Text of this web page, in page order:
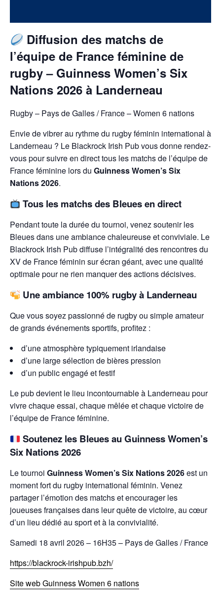
Diffusion des matchs de
l’équipe de France féminine de
rugby – Guinness Women’s Six
Nations 2026 à Landerneau
Rugby – Pays de Galles / France – Women 6 nations
Envie de vibrer au rythme du rugby féminin international à
Landerneau ? Le Blackrock Irish Pub vous donne rendez-
vous pour suivre en direct tous les matchs de l’équipe de
France féminine lors du Guinness Women’s Six
Nations 2026.
Tous les matchs des Bleues en direct
Pendant toute la durée du tournoi, venez soutenir les
Bleues dans une ambiance chaleureuse et conviviale. Le
Blackrock Irish Pub diffuse l’intégralité des rencontres du
XV de France féminin sur écran géant, avec une qualité
optimale pour ne rien manquer des actions décisives.
Une ambiance 100% rugby à Landerneau
Que vous soyez passionné de rugby ou simple amateur
de grands événements sportifs, profitez :
d’une atmosphère typiquement irlandaise
d’une large sélection de bières pression
d’un public engagé et festif
Le pub devient le lieu incontournable à Landerneau pour
vivre chaque essai, chaque mêlée et chaque victoire de
l’équipe de France féminine.
Soutenez les Bleues au Guinness Women’s
Six Nations 2026
Le tournoi Guinness Women’s Six Nations 2026est un
moment fort du rugby international féminin. Venez
partager l’émotion des matchs et encourager les
joueuses françaises dans leur quête de victoire, au cœur
d’un lieu dédié au sport et à la convivialité.
Samedi 18 avril 2026 – 16H35 – Pays de Galles / France
https://blackrock-irishpub.bzh/
Site web Guinness Women 6 nations